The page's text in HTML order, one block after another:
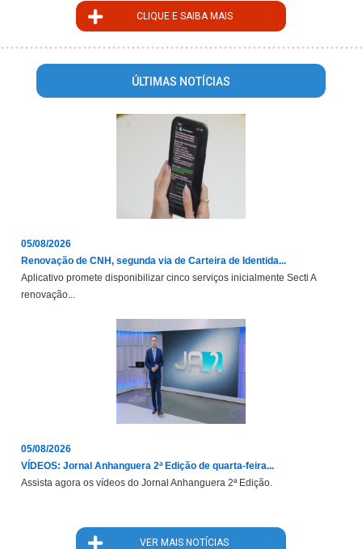
CLIQUE E SAIBA MAIS
ÚLTIMAS NOTÍCIAS
05/08/2026
Renovação de CNH, segunda via de Carteira de Identida...
Aplicativo promete disponibilizar cinco serviços inicialmente Secti A
renovação...
05/08/2026
VÍDEOS: Jornal Anhanguera 2ª Edição de quarta-feira...
Assista agora os vídeos do Jornal Anhanguera 2ª Edição.
VER MAIS NOTÍCIAS